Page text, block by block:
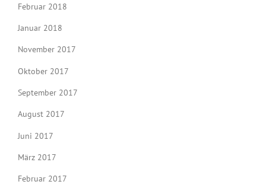
Februar 2018
Januar 2018
November 2017
Oktober 2017
September 2017
August 2017
Juni 2017
März 2017
Februar 2017